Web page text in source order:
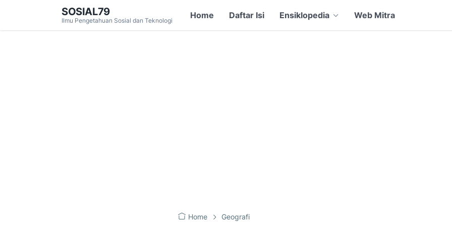
SOSIAL79
Ilmu Pengetahuan Sosial dan Teknologi
Home Daftar Isi Ensiklopedia Web Mitra
Home Geografi